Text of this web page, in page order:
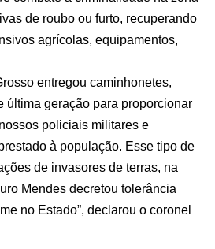
de roubo ou furto, recuperando
agrícolas, equipamentos,
entregou caminhonetes,
última geração para proporcionar
policiais militares e
à população. Esse tipo de
de invasores de terras, na
Mendes decretou tolerância
no Estado”, declarou o coronel